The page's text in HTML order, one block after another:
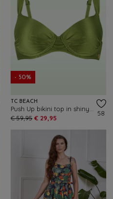
- 50%
TC BEACH
€ 59,95 € 29,95
58